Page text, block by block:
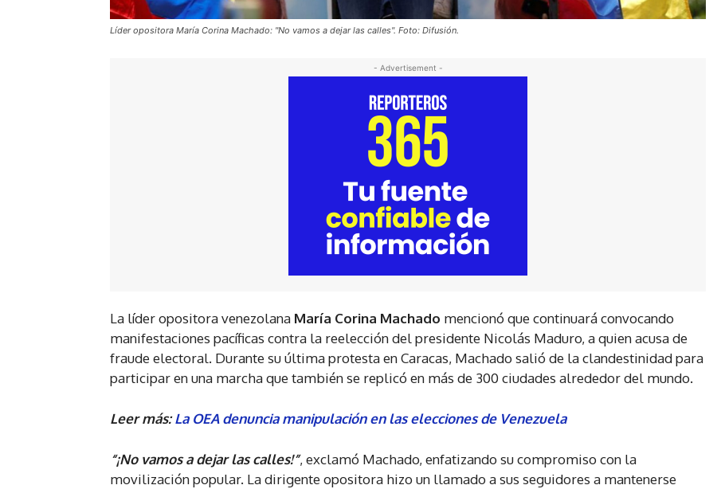
Líder opositora María Corina Machado: "No vamos a dejar las calles". Foto: Difusión.
- Advertisement -
La líder opositora venezolana María Corina Machado mencionó que continuará convocando
manifestaciones pacíficas contra la reelección del presidente Nicolás Maduro, a quien acusa de
fraude electoral. Durante su última protesta en Caracas, Machado salió de la clandestinidad para
participar en una marcha que también se replicó en más de 300 ciudades alrededor del mundo.
Leer más:La OEA denuncia manipulación en las elecciones de Venezuela
“¡No vamos a dejar las calles!”, exclamó Machado, enfatizando su compromiso con la
movilización popular. La dirigente opositora hizo un llamado a sus seguidores a mantenerse